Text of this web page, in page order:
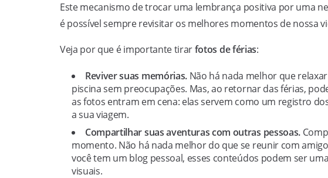
Este mecanismo de trocar uma lembrança positiva por uma
é possível sempre revisitar os melhores momentos de nossa
Veja por que é importante tirarfotos deférias:
Reviver suas memórias.Não há nada melhor que
piscina sem preocupações. Mas, ao retornar das férias,
as fotos entram em cena: elas servem como um registro
a sua viagem.
Compartilhar suas aventuras com outras pessoas.
momento. Não há nada melhor do que se reunir com
você tem um blog pessoal, esses conteúdos podem ser
visuais.